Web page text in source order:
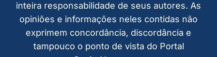
inteira responsabilidade de seus autores. As
opiniões e informações neles contidas não
exprimem concordância, discordância e
tampouco o ponto de vista do Portal